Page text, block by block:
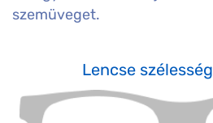
szemüveget.
Lencse